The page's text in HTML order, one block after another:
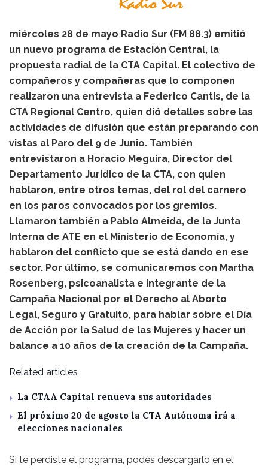
miércoles 28 de mayo Radio Sur (FM 88.3) emitió
un nuevo programa de Estación Central, la
propuesta radial de la CTA Capital. El colectivo de
compañeros y compañeras que lo componen
realizaron una entrevista a Federico Cantis, de la
CTA Regional Centro, quien dió detalles sobre las
actividades de difusión que están preparando con
vistas al Paro del 9 de Junio. También
entrevistaron a Horacio Meguira, Director del
Departamento Jurídico de la CTA, con quien
hablaron, entre otros temas, del rol del carnero
en los paros convocados por los gremios.
Llamaron también a Pablo Almeida, de la Junta
Interna de ATE en el Ministerio de Economía, y
hablaron del conflicto que se está dando en ese
sector. Por último, se comunicaremos con Martha
Rosenberg, psicoanalista e integrante de la
Campaña Nacional por el Derecho al Aborto
Legal, Seguro y Gratuito, para hablar sobre el Día
de Acción por la Salud de las Mujeres y hacer un
balance a 10 años de la creación de la Campaña.
Related articles
La CTAA Capital renueva sus autoridades
El próximo 20 de agosto la CTA Autónoma irá a
elecciones nacionales
Si te perdiste el programa, podés descargarlo en el